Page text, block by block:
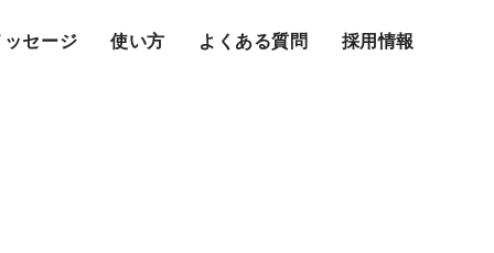
ッセージ 使い方 よくある質問 採用情報